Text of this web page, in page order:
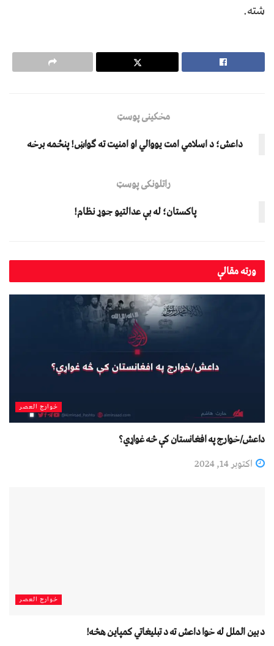
شته.
مخکینی پوسټ
داعش؛ د اسلامي امت یووالي او امنیت ته ګواښ! پنځمه برخه
راتلونکی پوسټ
پاکستان؛ له بې عدالتیو جوړ نظام!
ورتهمقالې
خوارج العصر
داعش/خوارج په افغانستان کې څه غواړي؟
اکتوبر 14, 2024
خوارج العصر
د بين الملل له خوا داعش ته د تبلیغاتي کمپاين هڅه!